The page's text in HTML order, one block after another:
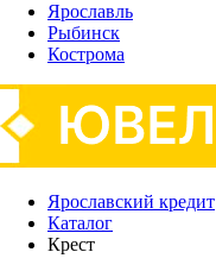
Ярославль
Рыбинск
Кострома
Ярославский кредит
Каталог
Крест